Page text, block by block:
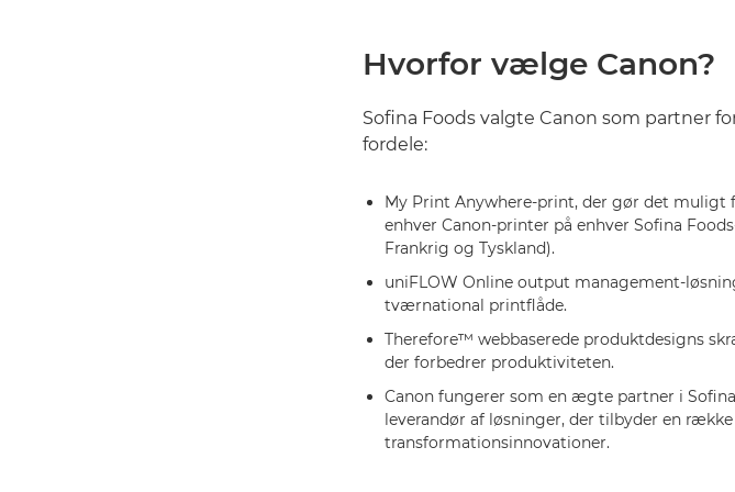
Hvorfor vælge Canon?
Sofina Foods valgte Canon som partner
fordele:
My Print Anywhere-print, der gør det muligt
enhver Canon-printer på enhver Sofina
Frankrig og Tyskland).
uniFLOW Online output management-
tværnational printflåde.
Therefore™ webbaserede produktdesigns
der forbedrer produktiviteten.
Canon fungerer som en ægte partner i
leverandør af løsninger, der tilbyder en
transformationsinnovationer.